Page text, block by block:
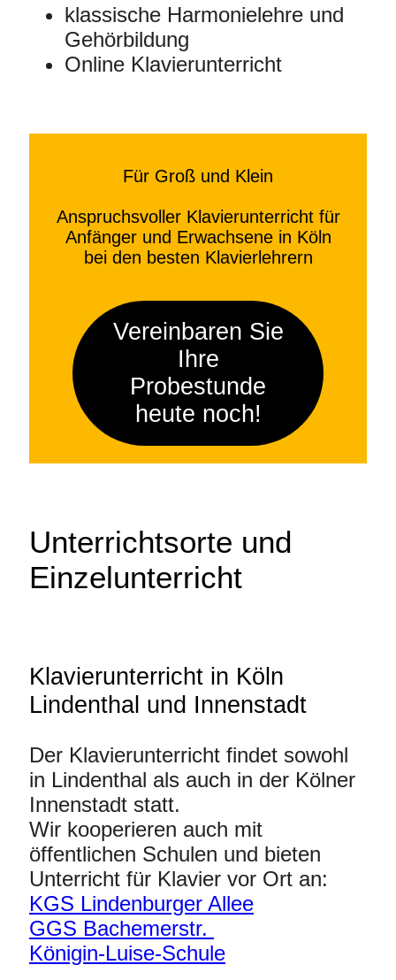
klassische Harmonielehre und
Gehörbildung
Online Klavierunterricht
Für Groß und Klein
Anspruchsvoller Klavierunterricht für
Anfänger und Erwachsene in Köln
bei den besten Klavierlehrern
Vereinbaren Sie
Ihre
Probestunde
heute noch!
Unterrichtsorte und
Einzelunterricht
Klavierunterricht in Köln
Lindenthal und Innenstadt
Der Klavierunterricht findet sowohl
in Lindenthal als auch in der Kölner
Innenstadt statt.
Wir kooperieren auch mit
öffentlichen Schulen und bieten
Unterricht für Klavier vor Ort an:
KGS Lindenburger Allee
GGS Bachemerstr.
Königin-Luise-Schule